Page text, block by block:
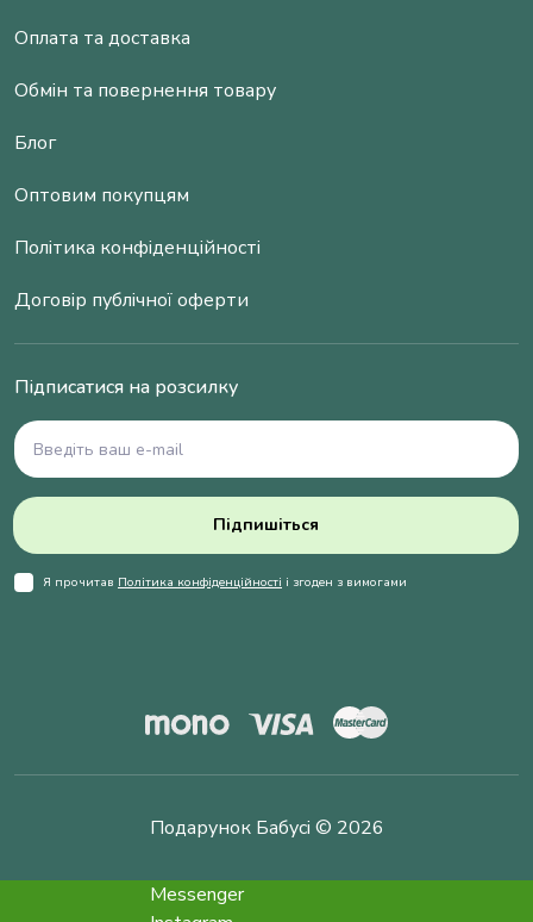
Оплата та доставка
Обмін та повернення товару
Блог
Оптовим покупцям
Політика конфіденційності
Договір публічної оферти
Підписатися на розсилку
Підпишіться
Я прочитав Політика конфіденційності і згоден з вимогами
Подарунок Бабусі © 2026
Messenger